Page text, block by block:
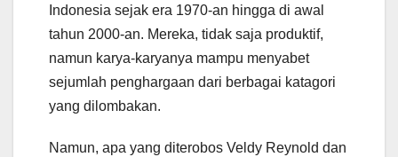
Indonesia sejak era 1970-an hingga di awal
tahun 2000-an. Mereka, tidak saja produktif,
namun karya-karyanya mampu menyabet
sejumlah penghargaan dari berbagai katagori
yang dilombakan.
Namun, apa yang diterobos Veldy Reynold dan